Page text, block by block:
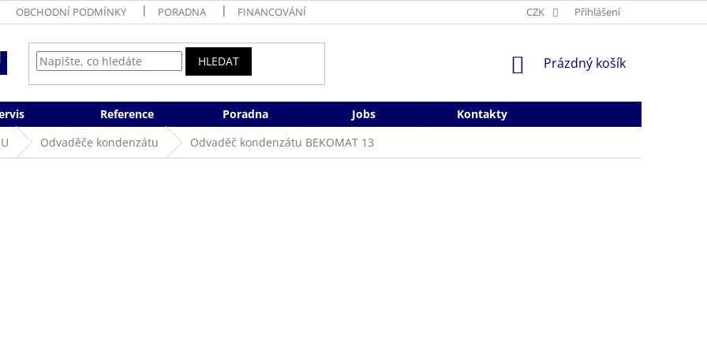
OBCHODNÍ PODMÍNKY PORADNA FINANCOVÁNÍ CZK Přihlášení
HLEDAT
NÁKUPNÍ
Prázdný košík
Reference Poradna Jobs
Kontakty
Odvaděče kondenzátu Odvaděč kondenzátu BEKOMAT 13